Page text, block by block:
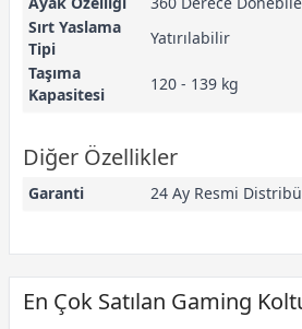
Sırt Yaslama
Tipi
Yatırılabilir
Taşıma
Kapasitesi
120 - 139 kg
Diğer Özellikler
Garanti 24 Ay Resmi
En Çok Satılan Gaming